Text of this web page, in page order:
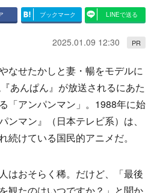
ブックマーク LINEで送る
2025.01.09 12:30 PR
なせたかしと妻・暢をモデルに
あんぱん』が放送されるにあた
「アンパンマン」。1988年に始
ンマン』（日本テレビ系）は、
続けている国民的アニメだ。
はおそらく稀。だけど、「最後